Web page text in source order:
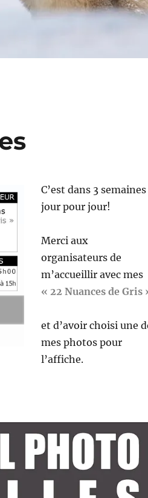
C’est dans 3 semaines
jour pour jour!
Merci aux
organisateurs de
m’accueillir avec mes
« 22 Nuances de Gris
et d’avoir choisi une
mes photos pour
l’affiche.